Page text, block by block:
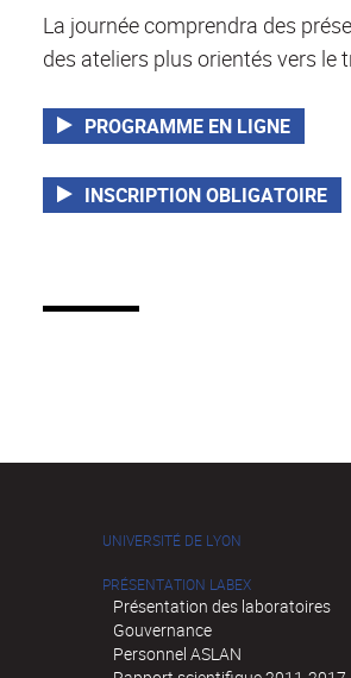
La journée comprendra des
des ateliers plus orientés vers le
PROGRAMME EN LIGNE
INSCRIPTION OBLIGATOIRE
UNIVERSITÉ DE LYON
PRÉSENTATION LABEX
Présentation des laboratoires
Gouvernance
Personnel ASLAN